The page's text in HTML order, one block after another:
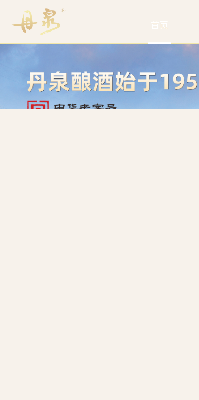
首页